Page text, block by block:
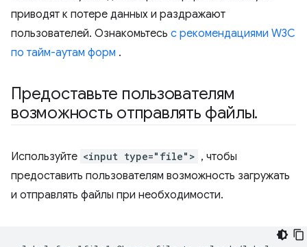
приводят к потере данных и раздражают
пользователей. Ознакомьтесь с рекомендациями W3C
по тайм-аутам форм .
Предоставьте пользователям
возможность отправлять файлы.
Используйте <input type="file"> , чтобы
предоставить пользователям возможность загружать
и отправлять файлы при необходимости.